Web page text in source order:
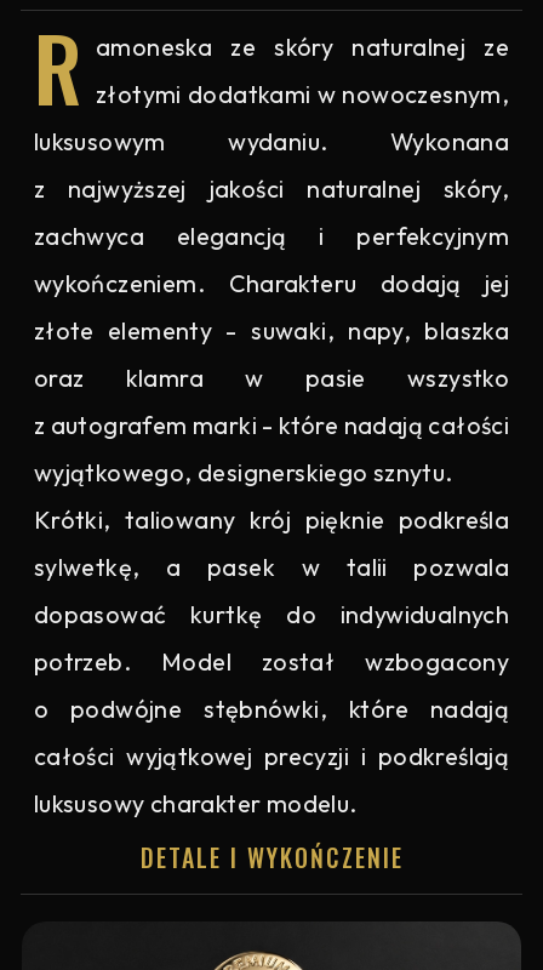
R amoneska ze skóry naturalnej ze
złotymi dodatkami w nowoczesnym,
luksusowym wydaniu. Wykonana
z najwyższej jakości naturalnej skóry,
zachwyca elegancją i perfekcyjnym
wykończeniem. Charakteru dodają jej
złote elementy - suwaki, napy, blaszka
oraz klamra w pasie wszystko
z autografem marki - które nadają całości
wyjątkowego, designerskiego sznytu.
Krótki, taliowany krój pięknie podkreśla
sylwetkę, a pasek w talii pozwala
dopasować kurtkę do indywidualnych
potrzeb. Model został wzbogacony
o podwójne stębnówki, które nadają
całości wyjątkowej precyzji i podkreślają
luksusowy charakter modelu.
DETALE I WYKOŃCZENIE